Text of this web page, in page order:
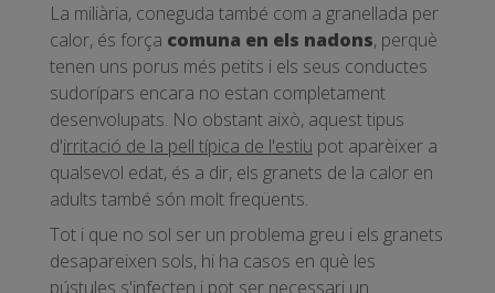
La miliària, coneguda també com a granellada per
calor, és força comuna en els nadons, perquè
tenen uns porus més petits i els seus conductes
sudorípars encara no estan completament
desenvolupats. No obstant això, aquest tipus
d'irritació de la pell típica de l'estiu pot aparèixer a
qualsevol edat, és a dir, els granets de la calor en
adults també són molt freqüents.
Tot i que no sol ser un problema greu i els granets
desapareixen sols, hi ha casos en què les
pústules s'infecten i pot ser necessari un